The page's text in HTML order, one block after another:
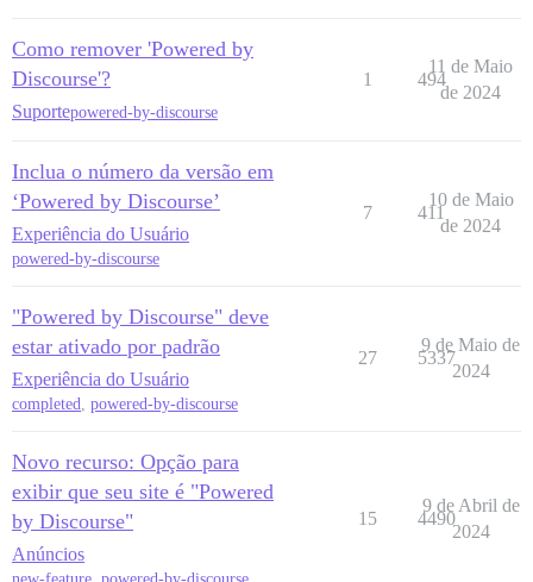
Como remover 'Powered by
Discourse'?
Suportepowered-by-discourse
1 494
11 de Maio
de 2024
Inclua o número da versão em
‘Powered by Discourse’
Experiência do Usuário
powered-by-discourse
7 411
10 de Maio
de 2024
"Powered by Discourse" deve
estar ativado por padrão
Experiência do Usuário
completed, powered-by-discourse
27 5337
9 de Maio de
2024
Novo recurso: Opção para
exibir que seu site é "Powered
by Discourse"
Anúncios
15 4490
9 de Abril de
2024